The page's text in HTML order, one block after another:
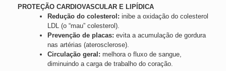
PROTEÇÃO CARDIOVASCULAR E LIPÍDICA
Redução do colesterol: inibe a oxidação do colesterol
LDL (o “mau” colesterol).
Prevenção de placas: evita a acumulação de gordura
nas artérias (aterosclerose).
Circulação geral: melhora o fluxo de sangue,
diminuindo a carga de trabalho do coração.